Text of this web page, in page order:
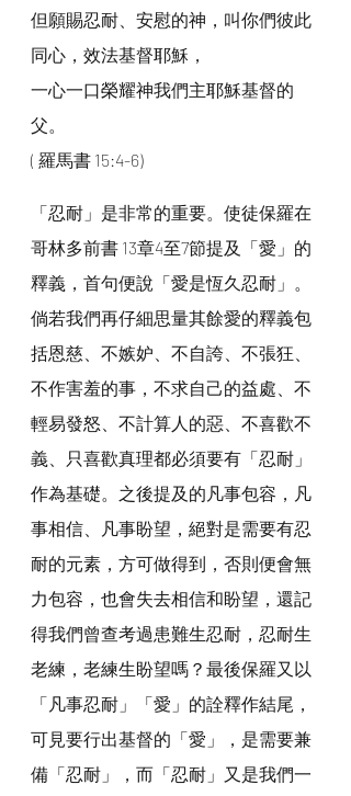
但願賜忍耐、安慰的神，叫你們彼此
同心，效法基督耶穌，
一心一口榮耀神我們主耶穌基督的
父。
( 羅馬書 15:4-6)
「忍耐」是非常的重要。使徒保羅在
哥林多前書 13章4至7節提及「愛」的
釋義，首句便說「愛是恆久忍耐」。
倘若我們再仔細思量其餘愛的釋義包
括恩慈、不嫉妒、不自誇、不張狂、
不作害羞的事，不求自己的益處、不
輕易發怒、不計算人的惡、不喜歡不
義、只喜歡真理都必須要有「忍耐」
作為基礎。之後提及的凡事包容，凡
事相信、凡事盼望，絕對是需要有忍
耐的元素，方可做得到，否則便會無
力包容，也會失去相信和盼望，還記
得我們曾查考過患難生忍耐，忍耐生
老練，老練生盼望嗎？最後保羅又以
「凡事忍耐」「愛」的詮釋作結尾，
可見要行出基督的「愛」，是需要兼
備「忍耐」，而「忍耐」又是我們一